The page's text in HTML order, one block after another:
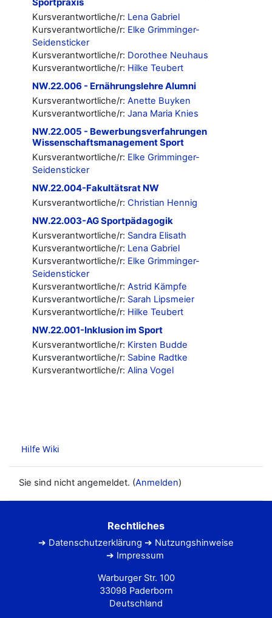
Kursverantwortliche/r: Lena Gabriel
Kursverantwortliche/r: Elke Grimminger-
Seidensticker
Kursverantwortliche/r: Dorothee Neuhaus
Kursverantwortliche/r: Hilke Teubert
NW.22.006 - Ernährungslehre Alumni
Kursverantwortliche/r: Anette Buyken
Kursverantwortliche/r: Jana Maria Knies
NW.22.005 - Bewerbungsverfahrungen
Wissenschaftsmanagement Sport
Kursverantwortliche/r: Elke Grimminger-
Seidensticker
NW.22.004-Fakultätsrat NW
Kursverantwortliche/r: Christian Hennig
NW.22.003-AG Sportpädagogik
Kursverantwortliche/r: Sandra Elisath
Kursverantwortliche/r: Lena Gabriel
Kursverantwortliche/r: Elke Grimminger-
Seidensticker
Kursverantwortliche/r: Astrid Kämpfe
Kursverantwortliche/r: Sarah Lipsmeier
Kursverantwortliche/r: Hilke Teubert
NW.22.001-Inklusion im Sport
Kursverantwortliche/r: Kirsten Budde
Kursverantwortliche/r: Sabine Radtke
Kursverantwortliche/r: Alina Vogel
Sie sind nicht angemeldet. (Anmelden)
Warburger Str. 100
33098 Paderborn
Deutschland
Rechtliches
Datenschutzerklärung
Nutzungshinweise
Impressum